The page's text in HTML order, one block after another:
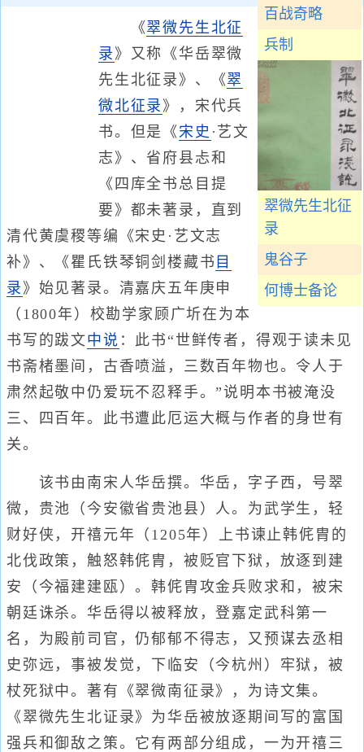
百战奇略
兵制
翠微先生北征
录
鬼谷子
何博士备论
《翠微先生北征
录 》又称《华岳翠微
先生北征录》、《翠
微北征录 》，宋代兵
书。但是《宋史 ·艺文
志》、省府县忐和
《四库全书总目提
要》都未著录，直到
清代黄虞稷等编《宋史·艺文志
补》、《瞿氏铁琴铜剑楼藏书 目
录 》始见著录。清嘉庆五年庚申
（1800年）校勘学家顾广圻在为本
书写的跋文中说 ：此书“世鲜传者，得观于读未见
书斋楮墨间，古香喷溢，三数百年物也。令人于
肃然起敬中仍爱玩不忍释手。”说明本书被淹没
三、四百年。此书遭此厄运大概与作者的身世有
关。
该书由南宋人华岳撰。华岳，字子西，号翠
微，贵池（今安徽省贵池县）人。为武学生，轻
财好侠，开禧元年（1205年）上书谏止韩侂胄的
北伐政策，触怒韩侂胄，被贬官下狱，放逐到建
安（今福建建瓯）。韩侂胄攻金兵败求和，被宋
朝廷诛杀。华岳得以被释放，登嘉定武科第一
名，为殿前司官，仍郁郁不得志，又预谋去丞相
史弥远，事被发觉，下临安（今杭州）牢狱，被
杖死狱中。著有《翠微南征录》，为诗文集。
《翠微先生北证录》为华岳被放逐期间写的富国
强兵和御敌之策。它有两部分组成，一为开禧三